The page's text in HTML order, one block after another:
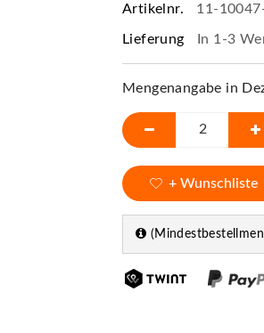
Artikelnr. 11-
Lieferung In 1-3
Mengenangabe in
+ Wunschliste